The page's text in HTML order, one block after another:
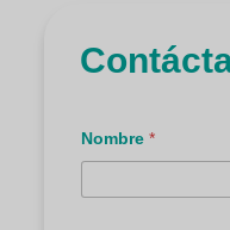
Nombre *